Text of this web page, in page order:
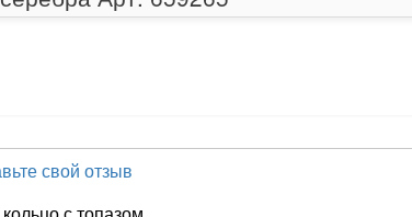
свой отзыв